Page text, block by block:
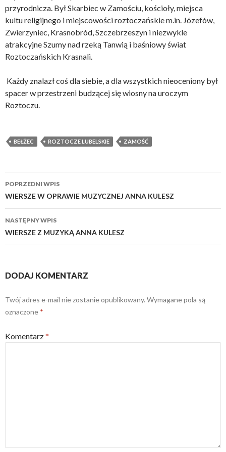
przyrodnicza. Był Skarbiec w Zamościu, kościoły, miejsca
kultu religijnego i miejscowości roztoczańskie m.in. Józefów,
Zwierzyniec, Krasnobród, Szczebrzeszyn i niezwykle
atrakcyjne Szumy nad rzeką Tanwią i baśniowy świat
Roztoczańskich Krasnali.
Każdy znalazł coś dla siebie, a dla wszystkich nieoceniony był
spacer w przestrzeni budzącej się wiosny na uroczym
Roztoczu.
BEŁŻEC ROZTOCZE LUBELSKIE ZAMOŚĆ
Zobacz
wpisy
POPRZEDNI WPIS
WIERSZE W OPRAWIE MUZYCZNEJ ANNA KULESZ
NASTĘPNY WPIS
WIERSZE Z MUZYKĄ ANNA KULESZ
DODAJ KOMENTARZ
Twój adres e-mail nie zostanie opublikowany. Wymagane pola są
oznaczone *
Komentarz*